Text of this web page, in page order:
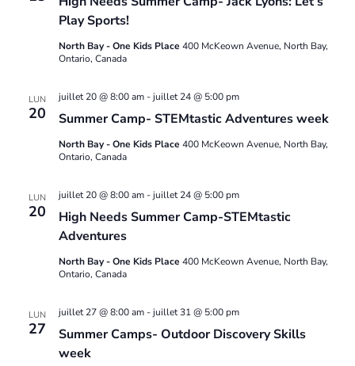
Play Sports!
North Bay - One Kids Place 400 McKeown Avenue, North Bay,
Ontario, Canada
LUN
20 Summer Camp- STEMtastic Adventures week
juillet 20 @ 8:00 am-juillet 24 @ 5:00 pm
North Bay - One Kids Place 400 McKeown Avenue, North Bay,
Ontario, Canada
LUN
20
High Needs Summer Camp-STEMtastic
Adventures
juillet 20 @ 8:00 am-juillet 24 @ 5:00 pm
North Bay - One Kids Place 400 McKeown Avenue, North Bay,
Ontario, Canada
LUN
27
Summer Camps- Outdoor Discovery Skills
week
juillet 27 @ 8:00 am-juillet 31 @ 5:00 pm